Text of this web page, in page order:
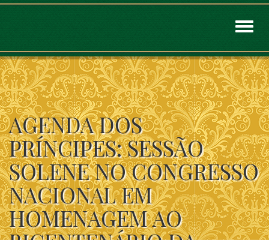
AGENDA DOS
PRÍNCIPES: SESSÃO
SOLENE NO CONGRESSO
NACIONAL EM
HOMENAGEM AO